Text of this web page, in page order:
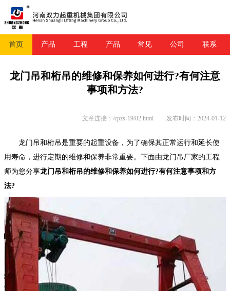
首页 产品 工程 产品 常见 公司 联系
龙门吊和桁吊的维修和保养如何进行?有何注意
事项和方法?
发布时间：2024-01-12
文章连接：/cpzs-19/82.html
龙门吊和桁吊是重要的起重设备，为了确保其正常运行和延长使
用寿命，进行定期的维修和保养非常重要。下面由龙门吊厂家的工程
师为您分享龙门吊和桁吊的维修和保养如何进行?有何注意事项和方
法?